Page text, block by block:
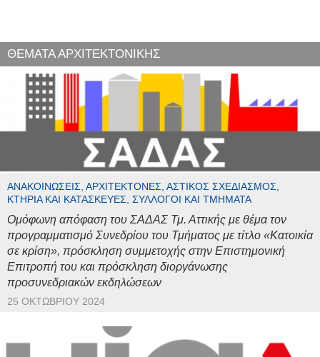
ΘΕΜΑΤΑ ΑΡΧΙΤΕΚΤΟΝΙΚΗΣ
ΑΝΑΚΟΙΝΏΣΕΙΣ, ΑΡΧΙΤΈΚΤΟΝΕΣ, ΑΣΤΙΚΌΣ ΣΧΕΔΙΑΣΜΌΣ,
ΚΤΉΡΙΑ ΚΑΙ ΚΑΤΑΣΚΕΥΈΣ, ΣΎΛΛΟΓΟΙ ΚΑΙ ΤΜΉΜΑΤΑ
Ομόφωνη απόφαση του ΣΑΔΑΣ Τμ. Αττικής με θέμα τον
προγραμματισμό Συνεδρίου του Τμήματος με τίτλο «Κατοικία
σε κρίση», πρόσκληση συμμετοχής στην Επιστημονική
Επιτροπή του και πρόσκληση διοργάνωσης
προσυνεδριακών εκδηλώσεων
25 ΟΚΤΩΒΡΊΟΥ 2024